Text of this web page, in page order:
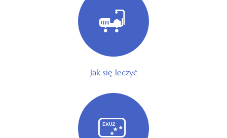
Jak się leczyć